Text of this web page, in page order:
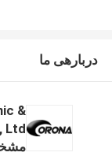
دربارهی ما
&